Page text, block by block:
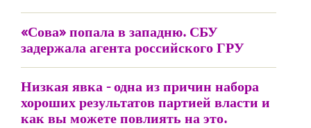
«Сова» попала в западню. СБУ
задержала агента российского ГРУ
Низкая явка - одна из причин набора
хороших результатов партией власти и
как вы можете повлиять на это.